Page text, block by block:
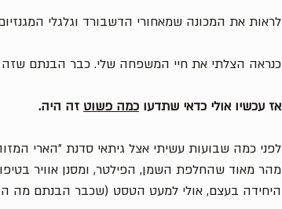
לראות את המכונה שמאחורי הדשבורד וגלגלי
כנראה הצלתי את חיי המשפחה שלי. כבר הבנתם שזה
אז עכשיו אולי כדאי שתדעו כמה פשוט זה היה.
מהר מאוד שהחלפת השמן, הפילטר, ומסנן אוויר
היחידה בעצם, אולי למעט הטסט (שכבר הבנתם מה